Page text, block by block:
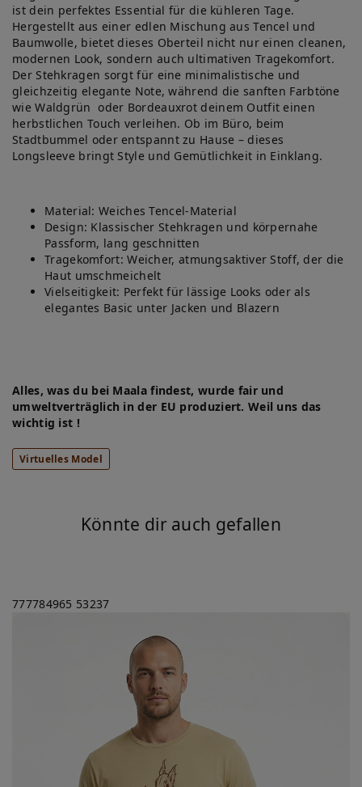
ist dein perfektes Essential für die kühleren Tage.
Hergestellt aus einer edlen Mischung aus Tencel und
Baumwolle, bietet dieses Oberteil nicht nur einen cleanen,
modernen Look, sondern auch ultimativen Tragekomfort.
Der Stehkragen sorgt für eine minimalistische und
gleichzeitig elegante Note, während die sanften Farbtöne
wie Waldgrün oder Bordeauxrot deinem Outfit einen
herbstlichen Touch verleihen. Ob im Büro, beim
Stadtbummel oder entspannt zu Hause – dieses
Longsleeve bringt Style und Gemütlichkeit in Einklang.
Material: Weiches Tencel-Material
Design: Klassischer Stehkragen und körpernahe
Passform, lang geschnitten
Tragekomfort: Weicher, atmungsaktiver Stoff, der die
Haut umschmeichelt
Vielseitigkeit: Perfekt für lässige Looks oder als
elegantes Basic unter Jacken und Blazern
Alles, was du bei Maala findest, wurde fair und
umweltverträglich in der EU produziert. Weil uns das
wichtig ist !
Virtuelles Model
Könnte dir auch gefallen
777784965 53237